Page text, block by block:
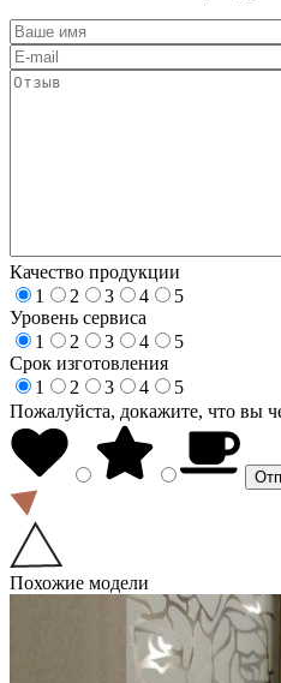
Качество продукции
1
2 3 4
5
Уровень сервиса
1
2 3 4
5
Срок изготовления
1
2 3 4
5
Пожалуйста, докажите, что вы
Похожие модели